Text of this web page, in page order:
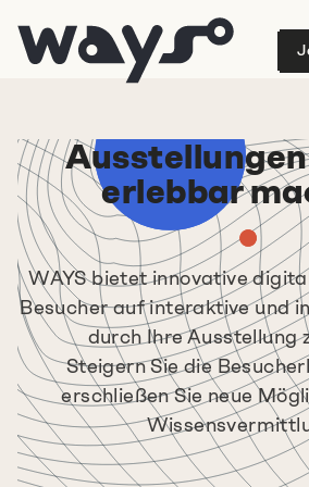
erlebbar
WAYS bietet innovative
Besucher auf interaktive und
durch Ihre Ausstellung
Steigern Sie die
erschließen Sie neue